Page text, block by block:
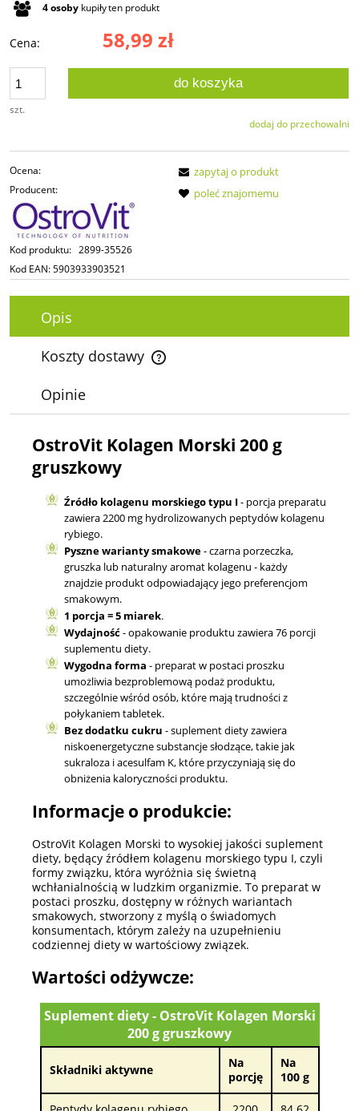
4osoby kupiłyten produkt
Cena: 58,99 zł
szt.
do koszyka
dodaj do przechowalni
Ocena:
Producent:
Kod produktu: 2899-35526
Kod EAN:5903933903521
zapytaj o produkt
poleć znajomemu
Opis
Koszty dostawy
Cena nie zawiera ewentualnych kosztów płatności
Opinie
OstroVit Kolagen Morski 200 g
gruszkowy
Źródło kolagenu morskiego typu I- porcja preparatu
zawiera 2200 mg hydrolizowanych peptydów kolagenu
rybiego.
Pyszne warianty smakowe- czarna porzeczka,
gruszka lub naturalny aromat kolagenu - każdy
znajdzie produkt odpowiadający jego preferencjom
smakowym.
1 porcja = 5 miarek.
Wydajność- opakowanie produktu zawiera 76 porcji
suplementu diety.
Wygodna forma - preparat w postaci proszku
umożliwia bezproblemową podaż produktu,
szczególnie wśród osób, które mają trudności z
połykaniem tabletek.
Bez dodatku cukru - suplement diety zawiera
niskoenergetyczne substancje słodzące, takie jak
sukraloza i acesulfam K, które przyczyniają się do
obniżenia kaloryczności produktu.
Informacje o produkcie:
OstroVit Kolagen Morski to wysokiej jakości suplement
diety, będący źródłem kolagenu morskiego typu I, czyli
formy związku, która wyróżnia się świetną
wchłanialnością w ludzkim organizmie. To preparat w
postaci proszku, dostępny w różnych wariantach
smakowych, stworzony z myślą o świadomych
konsumentach, którym zależy na uzupełnieniu
codziennej diety w wartościowy związek.
Wartości odżywcze:
Suplement diety - OstroVit Kolagen Morski
200 g gruszkowy
Składniki aktywne
Na
porcję
Na
100 g